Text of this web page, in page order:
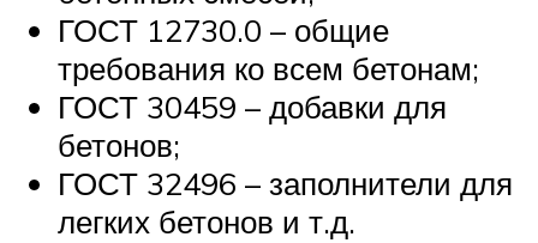
ГОСТ 12730.0 – общие
требования ко всем бетонам;
ГОСТ 30459 – добавки для
бетонов;
ГОСТ 32496 – заполнители для
легких бетонов и т.д.